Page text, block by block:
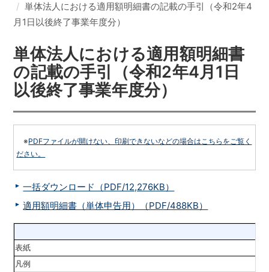
単体法人における適用額明細書の記載の手引（令和2年4
月1日以後終了事業年度分）
単体法人における適用額明細書
の記載の手引（令和2年4月1日
以後終了事業年度分）
※PDFファイルが開けない、印刷できないなどの場合はこちらをご覧く
ださい。
一括ダウンロード（PDF/12,276KB）
適用額明細書（単体申告用）（PDF/488KB）
表紙
凡例